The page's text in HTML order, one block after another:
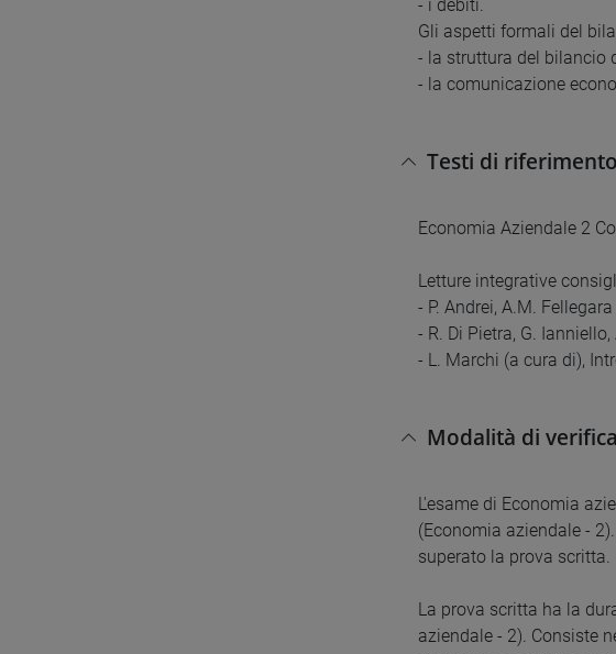
- i debiti.
Gli aspetti formali del
- la struttura del bilancio
- la comunicazione
Testi di riferimento
Economia Aziendale 2
Letture integrative
- P. Andrei, A.M.
- R. Di Pietra, G.
- L. Marchi (a cura di),
Modalità di
L'esame di Economia
(Economia aziendale -
superato la prova scritta.
La prova scritta ha la
aziendale - 2). Consiste